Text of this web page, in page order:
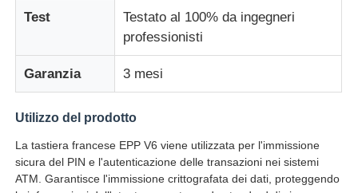
Richiedere un preventivo
Test
Testato al 100% da ingegneri
professionisti
Garanzia 3 mesi
Utilizzo del prodotto
La tastiera francese EPP V6 viene utilizzata per l'immissione
sicura del PIN e l'autenticazione delle transazioni nei sistemi
ATM. Garantisce l'immissione crittografata dei dati, proteggendo